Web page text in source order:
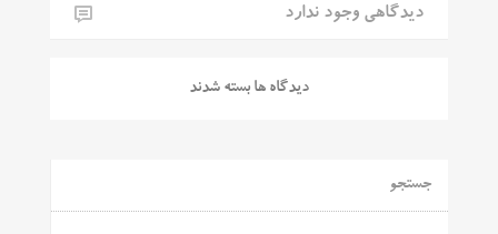
دیدگاهی وجود ندارد
دیدگاه ها بسته شدند
جستجو